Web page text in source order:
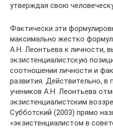
утверждая свою
Фактически эти
максимально жестко
А.Н. Леонтьева к личности,
экзистенциалистскую
соотношении личности и
развития. Действительно,
учеников А.Н. Леонтьева
экзистенциалистским
Субботский (2003) прямо
«экзистенциалистом в